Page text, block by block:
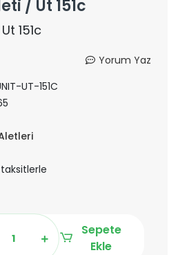
/ Ut 151c
151c
Yorum Yaz
UT-151C
Sepete
Ekle